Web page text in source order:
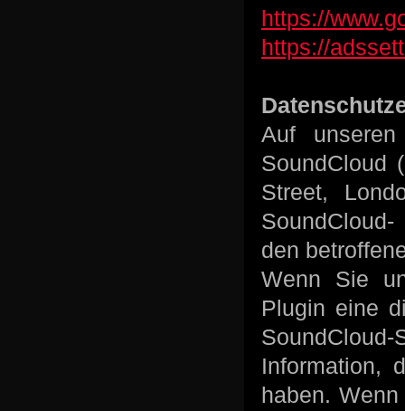
https://
https://
Auf
SoundCloud
Street,
den
Wenn Sie
Plugin eine
Information,
haben.